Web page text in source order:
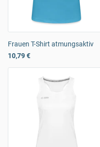
Frauen T-Shirt atmungsaktiv
10,79 €